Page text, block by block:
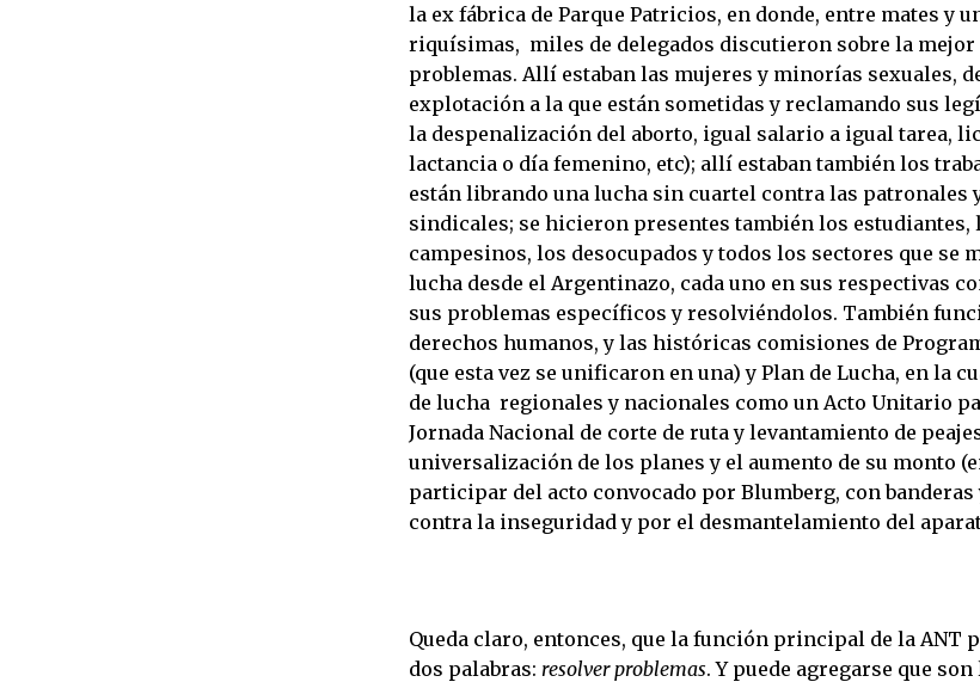
la ex fábrica de Parque Patricios, en donde, entre mates y
riquísimas, miles de delegados discutieron sobre la
problemas. Allí estaban las mujeres y minorías sexuales,
explotación a la que están sometidas y reclamando sus
la despenalización del aborto, igual salario a igual tarea,
lactancia o día femenino, etc); allí estaban también los
están librando una lucha sin cuartel contra las patronales
sindicales; se hicieron presentes también los estudiantes,
campesinos, los desocupados y todos los sectores que se
lucha desde el Argentinazo, cada uno en sus respectivas
sus problemas específicos y resolviéndolos. También
derechos humanos, y las históricas comisiones de
(que esta vez se unificaron en una) y Plan de Lucha, en la
de lucha regionales y nacionales como un Acto Unitario
Jornada Nacional de corte de ruta y levantamiento de
universalización de los planes y el aumento de su monto
participar del acto convocado por Blumberg, con
contra la inseguridad y por el desmantelamiento del
Queda claro, entonces, que la función principal de la ANT
dos palabras: resolver problemas. Y puede agregarse que